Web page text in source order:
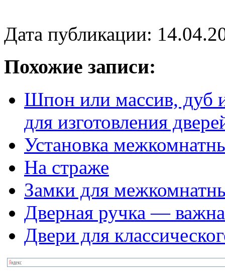
Дата публикации:
Похожие записи:
Шпон или массив, дуб
для изготовления
Установка
На страже
Замки для
Дверная ручка —
Двери для